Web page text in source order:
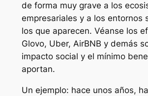
de forma muy grave a los
empresariales y a los entornos
los que aparecen. Véanse los
Glovo, Uber, AirBNB y demás
impacto social y el mínimo
aportan.
Un ejemplo: hace unos años,